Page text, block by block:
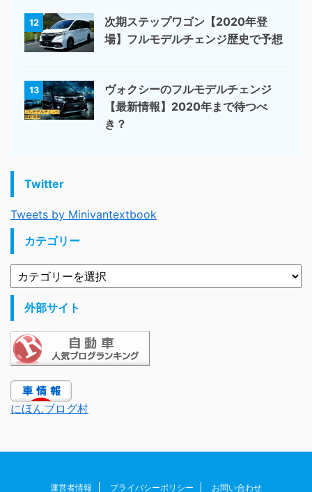
12
次期ステップワゴン【2020年登
場】フルモデルチェンジ歴史で予想
13
ヴォクシーのフルモデルチェンジ
【最新情報】2020年まで待つべ
き？
Twitter
Tweets by Minivantextbook
カテゴリー
外部サイト
にほんブログ村
運営者情報 プライバシーポリシー お問い合わせ